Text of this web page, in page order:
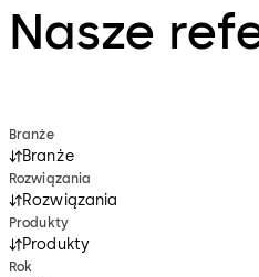
Nasze
Branże
Branże
Rozwiązania
Rozwiązania
Produkty
Produkty
Rok